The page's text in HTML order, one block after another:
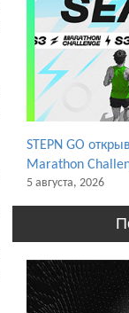
STEPN GO
Marathon
5 августа, 2026